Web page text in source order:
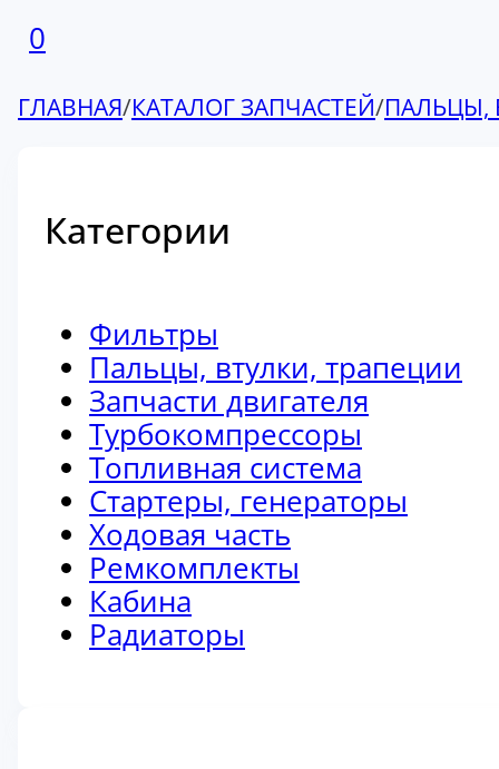
0
ГЛАВНАЯ/КАТАЛОГ ЗАПЧАСТЕЙ/ПАЛЬЦЫ,
Категории
Фильтры
Пальцы, втулки, трапеции
Запчасти двигателя
Турбокомпрессоры
Топливная система
Стартеры, генераторы
Ходовая часть
Ремкомплекты
Кабина
Радиаторы